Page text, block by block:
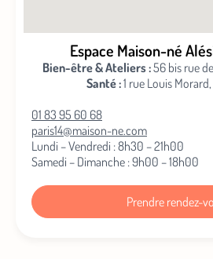
Espace Maison-né
Bien-être & Ateliers :56 bis rue
Santé :1 rue Louis Morard,
01 83 95 60 68
paris14@maison-ne.com
Lundi – Vendredi : 8h30 – 21h00
Samedi – Dimanche : 9h00 – 18h00
Prendre rendez-